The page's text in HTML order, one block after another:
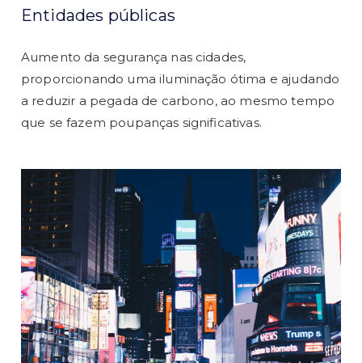
Entidades públicas
Aumento da segurança nas cidades,
proporcionando uma iluminação ótima e ajudando
a reduzir a pegada de carbono, ao mesmo tempo
que se fazem poupanças significativas.